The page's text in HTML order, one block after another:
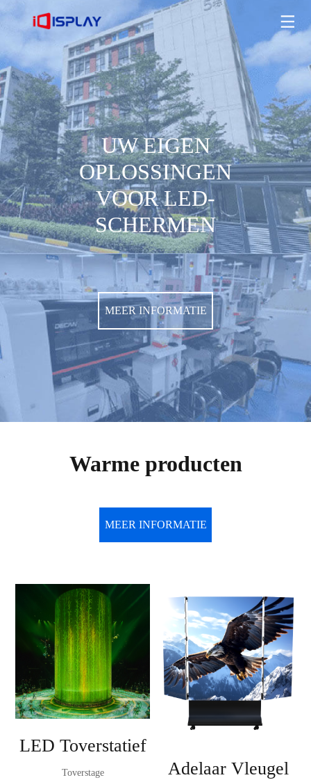
UW EIGEN
OPLOSSINGEN
VOOR LED-
SCHERMEN
MEER INFORMATIE
UW EIGEN OPLOSSINGEN VOOR LED-SCHERMEN
MEER INFORMATIE
Warme producten
MEER INFORMATIE
LED Toverstatief
Toverstage Adelaar Vleugel